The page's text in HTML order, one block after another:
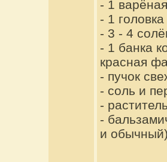
- 1
- 1
- 3 - 4
- 1 банка
красная
- пучок
- соль и
-
-
и